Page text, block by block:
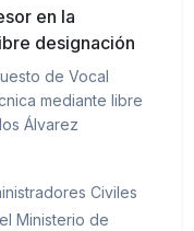
en la
designación
de Vocal
mediante libre
Álvarez
Civiles
Ministerio de